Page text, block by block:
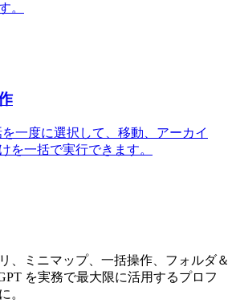
。
一度に選択して、移動、アーカイ
を一括で実行できます。
、ミニマップ、一括操作、フォルダ＆
を実務で最大限に活用するプロフ
。